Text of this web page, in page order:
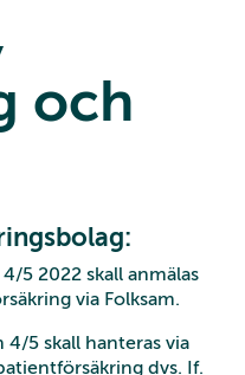
och
5 2022 skall anmälas
via Folksam.
5 skall hanteras via
dvs. If.